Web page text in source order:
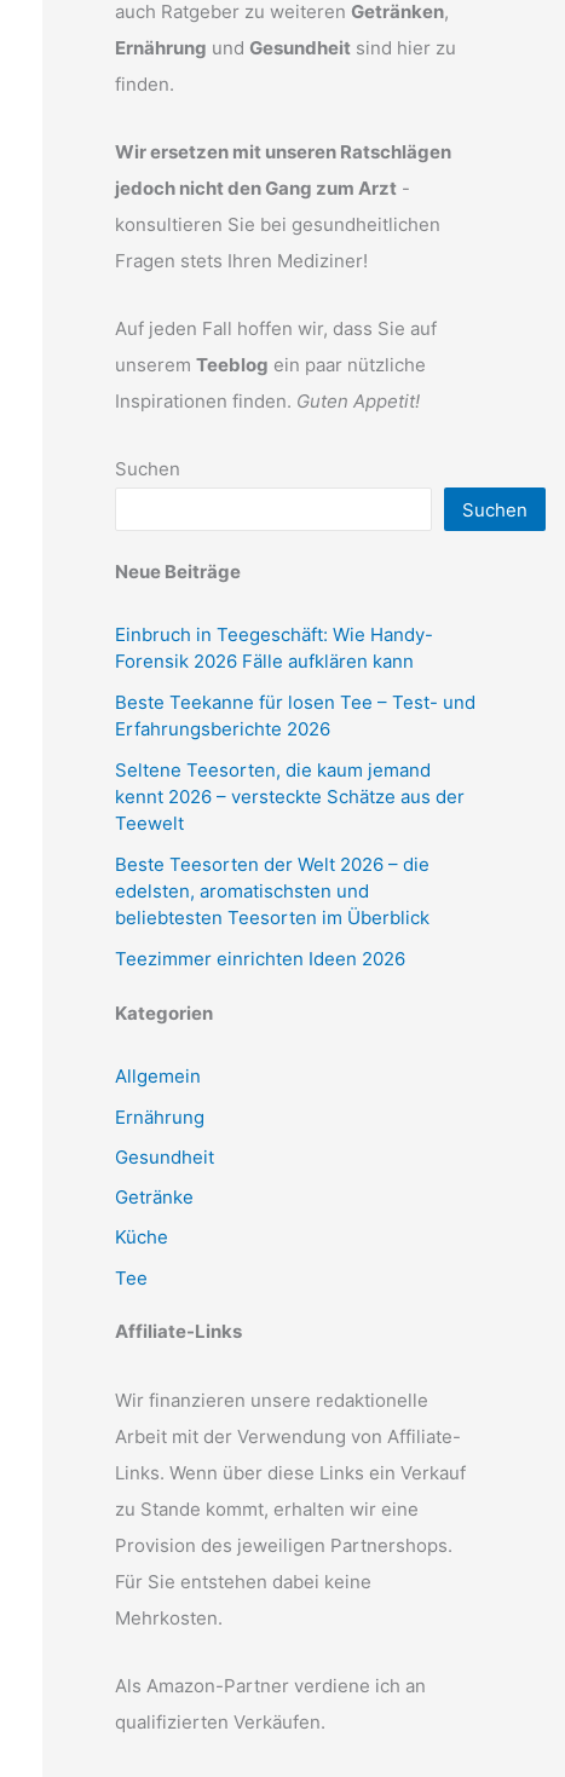
auch Ratgeber zu weiteren Getränken,
Ernährung und Gesundheit sind hier zu
finden.
Wir ersetzen mit unseren Ratschlägen
jedoch nicht den Gang zum Arzt -
konsultieren Sie bei gesundheitlichen
Fragen stets Ihren Mediziner!
Auf jeden Fall hoffen wir, dass Sie auf
unserem Teeblog ein paar nützliche
Inspirationen finden. Guten Appetit!
Suchen
Suchen
Neue Beiträge
Einbruch in Teegeschäft: Wie Handy-
Forensik 2026 Fälle aufklären kann
Beste Teekanne für losen Tee – Test- und
Erfahrungsberichte 2026
Seltene Teesorten, die kaum jemand
kennt 2026 – versteckte Schätze aus der
Teewelt
Beste Teesorten der Welt 2026 – die
edelsten, aromatischsten und
beliebtesten Teesorten im Überblick
Teezimmer einrichten Ideen 2026
Kategorien
Allgemein
Ernährung
Gesundheit
Getränke
Küche
Tee
Affiliate-Links
Wir finanzieren unsere redaktionelle
Arbeit mit der Verwendung von Affiliate-
Links. Wenn über diese Links ein Verkauf
zu Stande kommt, erhalten wir eine
Provision des jeweiligen Partnershops.
Für Sie entstehen dabei keine
Mehrkosten.
Als Amazon-Partner verdiene ich an
qualifizierten Verkäufen.